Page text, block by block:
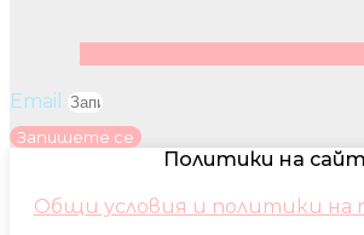
Email
Запишете се
Политики на
Общи условия и политики на